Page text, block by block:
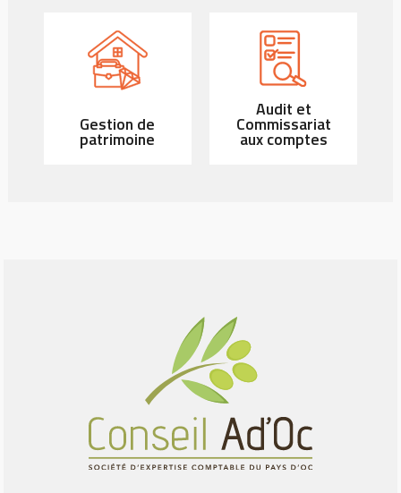
Gestion de
patrimoine
Audit et
Commissariat
aux comptes